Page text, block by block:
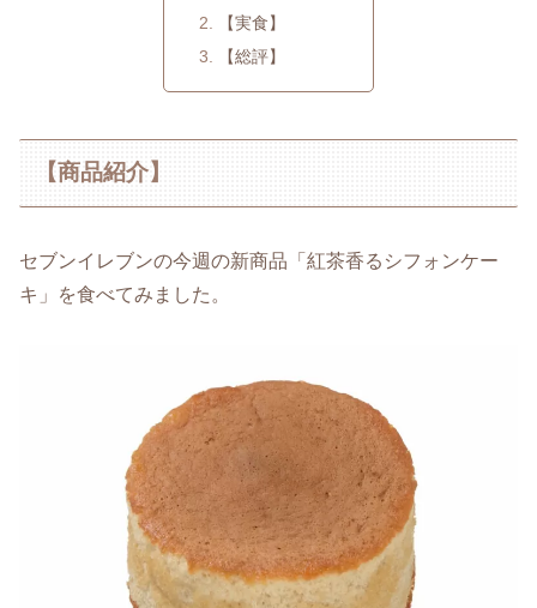
【実食】
【総評】
【商品紹介】
セブンイレブンの今週の新商品「紅茶香るシフォンケー
キ」を食べてみました。